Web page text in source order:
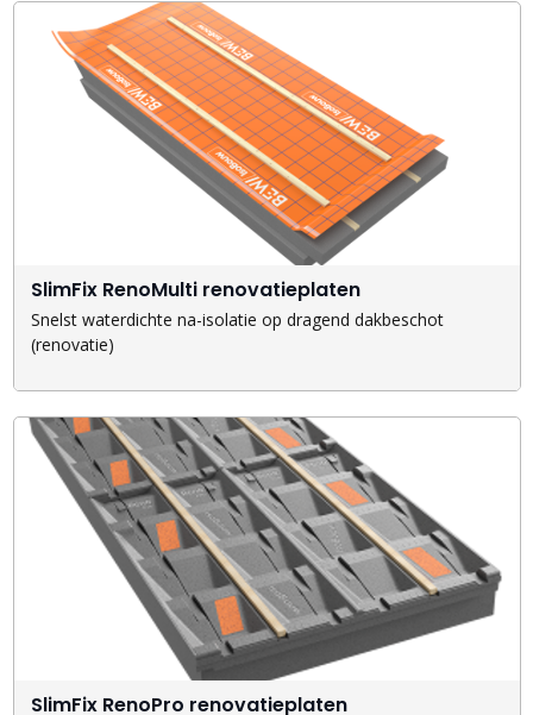
SlimFix RenoMulti renovatieplaten
Snelst waterdichte na-isolatie op dragend dakbeschot
(renovatie)
SlimFix RenoPro renovatieplaten